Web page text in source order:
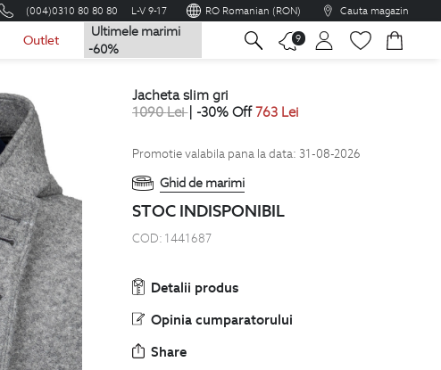
(004)0310 80 80 80 L-V 9-17 RO Romanian (RON) Cauta magazin
Outlet
Ultimele marimi
-60%
9
Romana
jacheta slim gri
1090Lei| -30% Off 763 Lei
Promotie valabila pana la data: 31-08-2026
Ghid de marimi
STOC INDISPONIBIL
COD: 1441687
Detalii produs
Opinia cumparatorului
Share